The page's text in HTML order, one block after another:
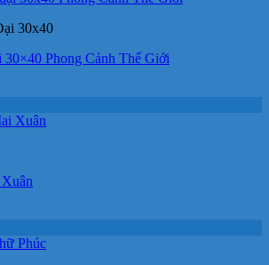
30x40
Phong Cảnh Thế Giới